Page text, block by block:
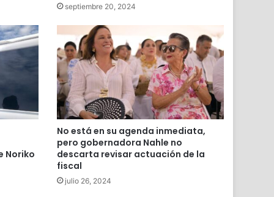
septiembre 20, 2024
Noriko
No está en su agenda inmediata,
pero gobernadora Nahle no
descarta revisar actuación de la
fiscal
julio 26, 2024